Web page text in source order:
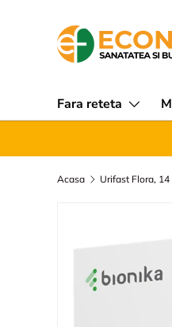
Sari la continut
Fara reteta
Acasa Urifast Flora,